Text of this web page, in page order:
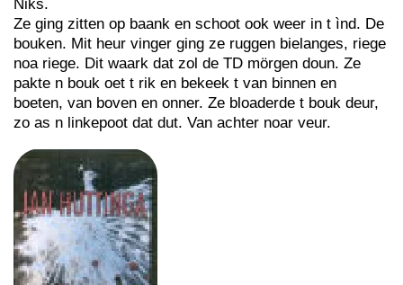
Niks.
Ze ging zitten op baank en schoot ook weer in t ìnd. De
bouken. Mit heur vinger ging ze ruggen bielanges, riege
noa riege. Dit waark dat zol de TD mörgen doun. Ze
pakte n bouk oet t rik en bekeek t van binnen en
boeten, van boven en onner. Ze bloaderde t bouk deur,
zo as n linkepoot dat dut. Van achter noar veur.